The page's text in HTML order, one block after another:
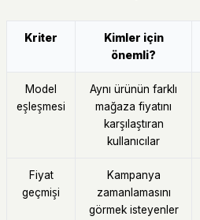
Kriter
Kimler için
önemli?
Model
eşleşmesi
Aynı ürünün farklı
mağaza fiyatını
karşılaştıran
kullanıcılar
Fiyat
geçmişi
Kampanya
zamanlamasını
görmek isteyenler